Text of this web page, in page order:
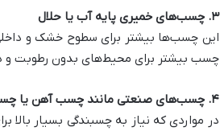
۳. چسب‌های خمیری پایه آب یا حلال
این چسب‌ها بیشتر برای سطوح خشک و
چسب بیشتر برای محیط‌های بدون رطوبت و
۴. چسب‌های صنعتی مانند چسب آهن یا چسب PL
در مواردی که نیاز به چسبندگی بسیار